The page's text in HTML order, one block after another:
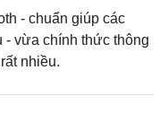
- chuẩn giúp các
- vừa chính thức thông
nhiều.